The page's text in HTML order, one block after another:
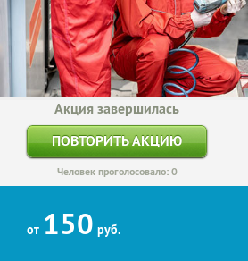
Акция завершилась
ПОВТОРИТЬ АКЦИЮ
Человек проголосовало: 0
от 150 руб.